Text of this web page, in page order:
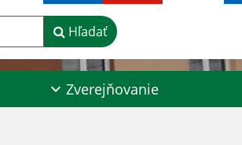
Hľadať
Zverejňovanie